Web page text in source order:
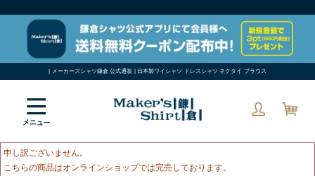
| メーカーズシャツ鎌倉 公式通販 | 日本製ワイシャツ ドレスシャツ ネクタイ ブラウス
申し訳ございません。
こちらの商品はオンラインショップでは完売しております。